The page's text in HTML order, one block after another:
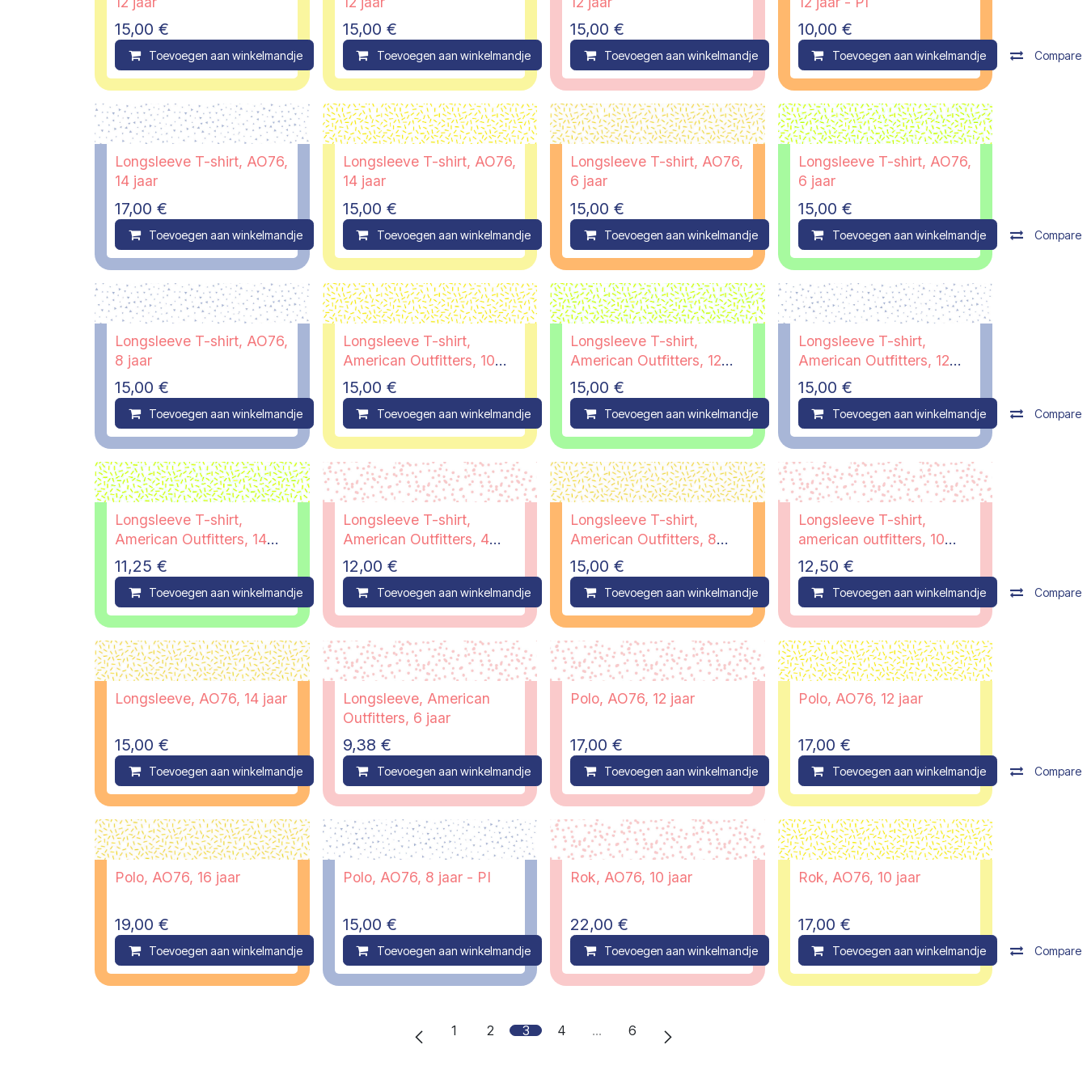
15,00 €
Toevoegen aan winkelmandje Compare
15,00 €
Toevoegen aan winkelmandje Compare
15,00 €
Toevoegen aan winkelmandje Compare
10,00 €
Toevoegen aan winkelmandje Compare
Longsleeve T-shirt, AO76,
14 jaar
17,00 €
Toevoegen aan winkelmandje Compare
Longsleeve T-shirt, AO76,
14 jaar
15,00 €
Toevoegen aan winkelmandje Compare
Longsleeve T-shirt, AO76,
6 jaar
15,00 €
Toevoegen aan winkelmandje Compare
Longsleeve T-shirt, AO76,
6 jaar
15,00 €
Toevoegen aan winkelmandje Compare
Longsleeve T-shirt, AO76,
8 jaar
15,00 €
Toevoegen aan winkelmandje Compare
Longsleeve T-shirt,
American Outfitters, 10
jaar
15,00 €
Toevoegen aan winkelmandje Compare
Longsleeve T-shirt,
American Outfitters, 12
jaar
15,00 €
Toevoegen aan winkelmandje Compare
Longsleeve T-shirt,
American Outfitters, 12
jaar
15,00 €
Toevoegen aan winkelmandje Compare
Longsleeve T-shirt,
American Outfitters, 14
jaar
11,25 €
Toevoegen aan winkelmandje Compare
Longsleeve T-shirt,
American Outfitters, 4
jaar
12,00 €
Toevoegen aan winkelmandje Compare
Longsleeve T-shirt,
American Outfitters, 8
jaar
15,00 €
Toevoegen aan winkelmandje Compare
Longsleeve T-shirt,
american outfitters, 10
jaar
12,50 €
Toevoegen aan winkelmandje Compare
Longsleeve, AO76, 14 jaar
15,00 €
Toevoegen aan winkelmandje Compare
Longsleeve, American
Outfitters, 6 jaar
9,38 €
Toevoegen aan winkelmandje Compare
Polo, AO76, 12 jaar
17,00 €
Toevoegen aan winkelmandje Compare
Polo, AO76, 12 jaar
17,00 €
Toevoegen aan winkelmandje Compare
Polo, AO76, 16 jaar
19,00 €
Toevoegen aan winkelmandje Compare
Polo, AO76, 8 jaar - PI
15,00 €
Toevoegen aan winkelmandje Compare
Rok, AO76, 10 jaar
22,00 €
Toevoegen aan winkelmandje Compare
Rok, AO76, 10 jaar
17,00 €
Toevoegen aan winkelmandje Compare
1 2 3 4 … 6